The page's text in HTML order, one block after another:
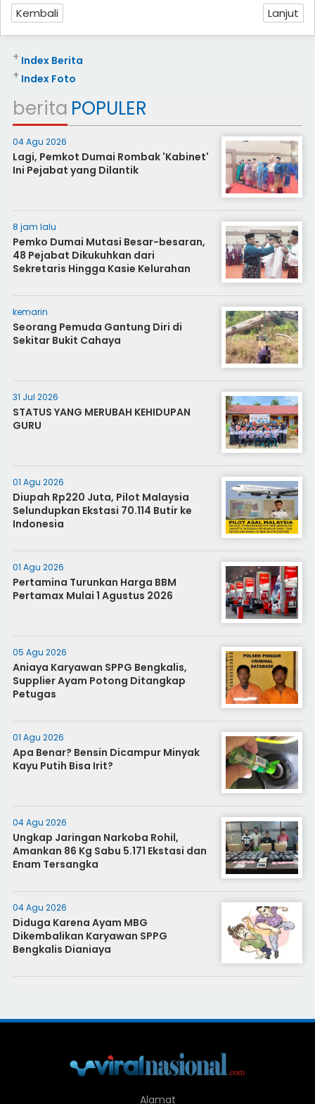
Kembali Lanjut
Index Berita
+
Index Foto
+
berita POPULER
04 Agu 2026
Lagi, Pemkot Dumai Rombak 'Kabinet'
Ini Pejabat yang Dilantik
8 jam lalu
Pemko Dumai Mutasi Besar-besaran,
48 Pejabat Dikukuhkan dari
Sekretaris Hingga Kasie Kelurahan
kemarin
Seorang Pemuda Gantung Diri di
Sekitar Bukit Cahaya
31 Jul 2026
STATUS YANG MERUBAH KEHIDUPAN
GURU
01 Agu 2026
Diupah Rp220 Juta, Pilot Malaysia
Selundupkan Ekstasi 70.114 Butir ke
Indonesia
01 Agu 2026
Pertamina Turunkan Harga BBM
Pertamax Mulai 1 Agustus 2026
05 Agu 2026
Aniaya Karyawan SPPG Bengkalis,
Supplier Ayam Potong Ditangkap
Petugas
01 Agu 2026
Apa Benar? Bensin Dicampur Minyak
Kayu Putih Bisa Irit?
04 Agu 2026
Ungkap Jaringan Narkoba Rohil,
Amankan 86 Kg Sabu 5.171 Ekstasi dan
Enam Tersangka
04 Agu 2026
Diduga Karena Ayam MBG
Dikembalikan Karyawan SPPG
Bengkalis Dianiaya
Alamat